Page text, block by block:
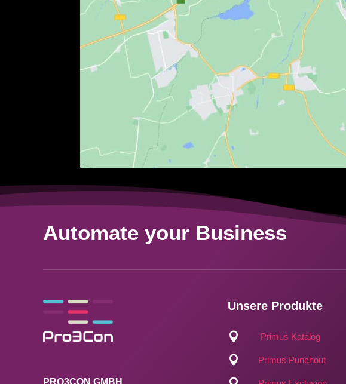
Automate your Business
Unsere Produkte
 Primus Katalog
 Primus Punchout